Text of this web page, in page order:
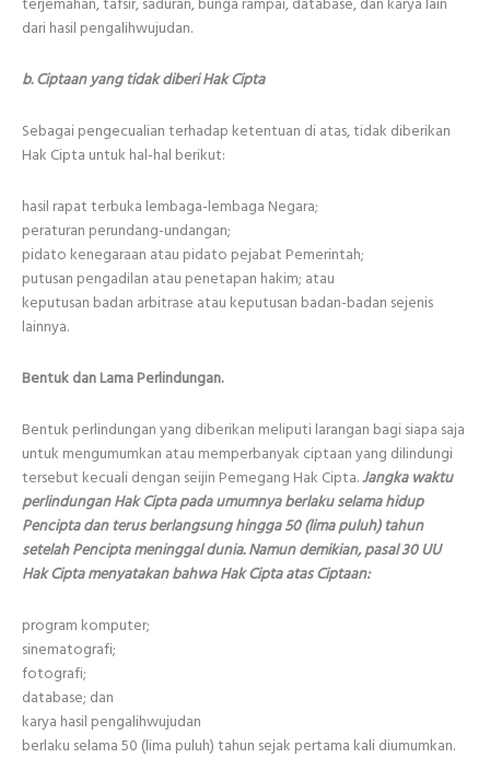
dari hasil pengalihwujudan.
b. Ciptaan yang tidak diberi Hak Cipta
Sebagai pengecualian terhadap ketentuan di atas, tidak diberikan
Hak Cipta untuk hal-hal berikut:
hasil rapat terbuka lembaga-lembaga Negara;
peraturan perundang-undangan;
pidato kenegaraan atau pidato pejabat Pemerintah;
putusan pengadilan atau penetapan hakim; atau
keputusan badan arbitrase atau keputusan badan-badan sejenis
lainnya.
Bentuk dan Lama Perlindungan.
Bentuk perlindungan yang diberikan meliputi larangan bagi siapa saja
untuk mengumumkan atau memperbanyak ciptaan yang dilindungi
tersebut kecuali dengan seijin Pemegang Hak Cipta.Jangka waktu
perlindungan Hak Cipta pada umumnya berlaku selama hidup
Pencipta dan terus berlangsung hingga 50 (lima puluh) tahun
setelah Pencipta meninggal dunia. Namun demikian, pasal 30 UU
Hak Cipta menyatakan bahwa Hak Cipta atas Ciptaan:
program komputer;
sinematografi;
fotografi;
database; dan
karya hasil pengalihwujudan
berlaku selama 50 (lima puluh) tahun sejak pertama kali diumumkan.